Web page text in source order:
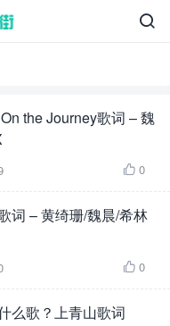

the Journey歌词 – 魏
 0
词 – 黄绮珊/魏晨/希林
 0
么歌？上青山歌词